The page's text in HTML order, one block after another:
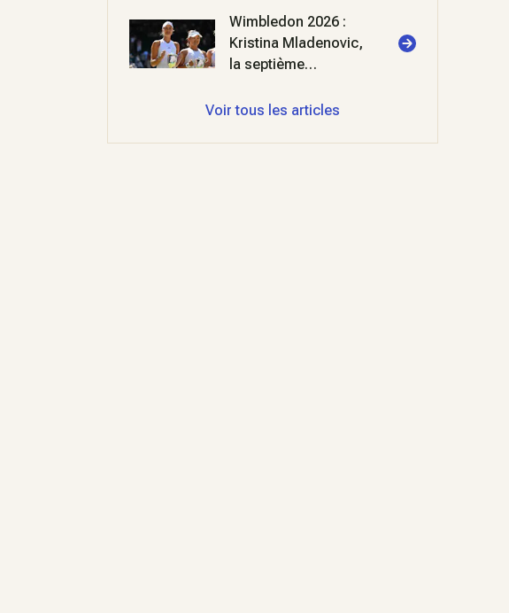
Wimbledon 2026 :
Kristina Mladenovic,
la septième
Voir tous les articles